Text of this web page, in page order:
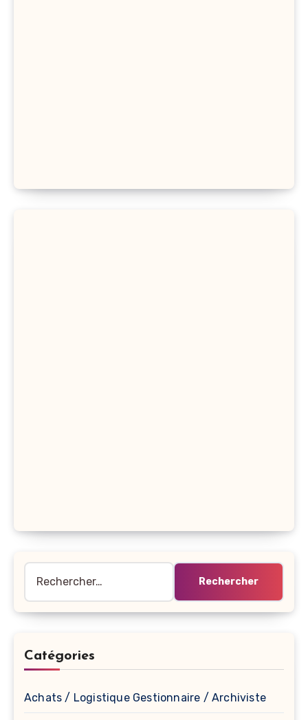
Catégories
Achats / Logistique Gestionnaire / Archiviste